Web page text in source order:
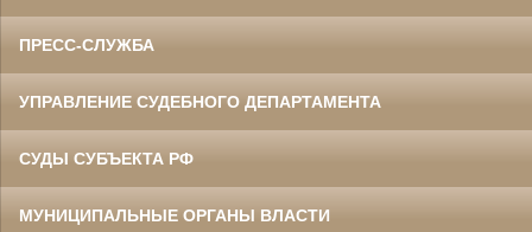
ПРЕСС-СЛУЖБА
УПРАВЛЕНИЕ СУДЕБНОГО ДЕПАРТАМЕНТА
СУДЫ СУБЪЕКТА РФ
МУНИЦИПАЛЬНЫЕ ОРГАНЫ ВЛАСТИ